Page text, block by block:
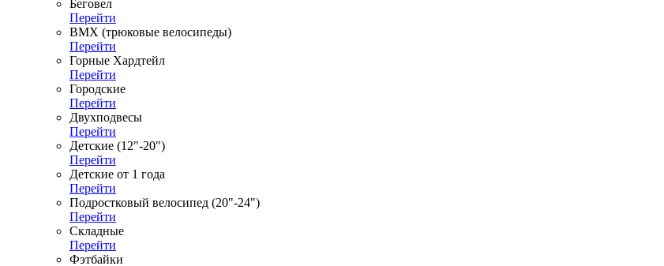
Беговел
Перейти
ВМХ (трюковые велосипеды)
Перейти
Горные Хардтейл
Перейти
Городские
Перейти
Двухподвесы
Перейти
Детские (12"-20")
Перейти
Детские от 1 года
Перейти
Подростковый велосипед (20"-24")
Перейти
Складные
Перейти
Фэтбайки